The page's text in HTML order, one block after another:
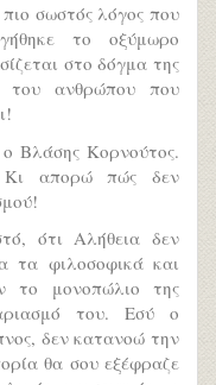
σωστός λόγος που
το οξύμωρο
στο δόγμα της
του ανθρώπου που
Βλάσης Κορνούτος.
Κι απορώ πώς δεν
ότι Αλήθεια δεν
τα φιλοσοφικά και
το μονοπώλιο της
του. Εσύ ο
δεν κατανοώ την
θα σου εξέφραζε